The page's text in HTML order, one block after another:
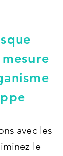
avec les
le